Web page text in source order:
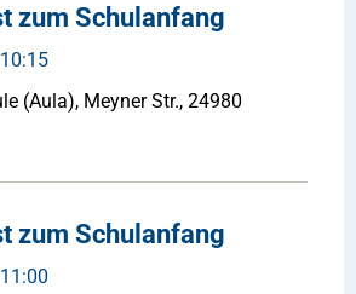
zum Schulanfang
(Aula), Meyner Str., 24980
zum Schulanfang